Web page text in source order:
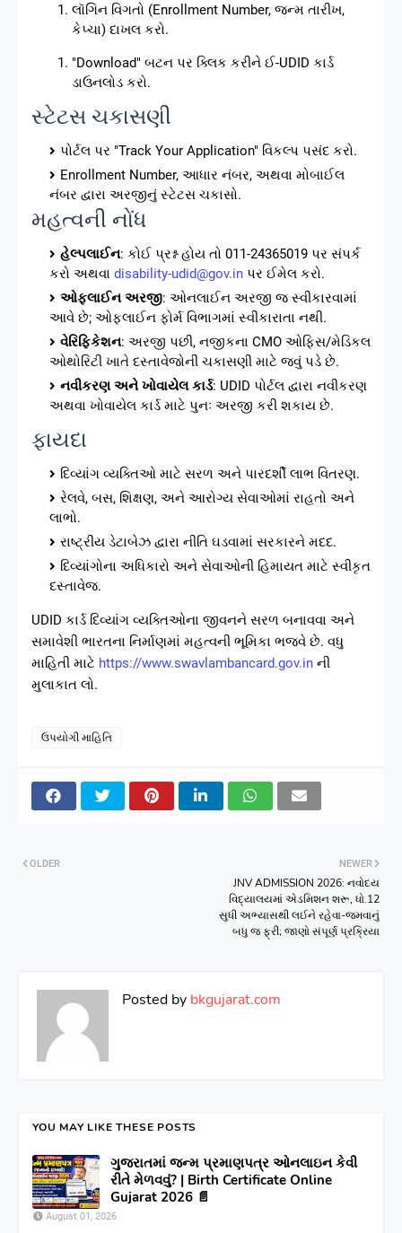
લૉગિન વિગતો (Enrollment Number, જન્મ તારીખ,
કેપ્ચા) દાખલ કરો.
"Download" બટન પર ક્લિક કરીને ઈ-UDID કાર્ડ
ડાઉનલોડ કરો.
સ્ટેટસ ચકાસણી
પોર્ટલ પર "Track Your Application" વિકલ્પ પસંદ કરો.
Enrollment Number, આધાર નંબર, અથવા મોબાઈલ
નંબર દ્વારા અરજીનું સ્ટેટસ ચકાસો.
મહત્વની નોંધ
હેલ્પલાઈન: કોઈ પ્રશ્ન હોય તો 011-24365019 પર સંપર્ક
કરો અથવા disability-udid@gov.in પર ઈમેલ કરો.
ઓફલાઈન અરજી: ઓનલાઈન અરજી જ સ્વીકારવામાં
આવે છે; ઓફલાઈન ફોર્મ વિભાગમાં સ્વીકારાતા નથી.
વેરિફિકેશન: અરજી પછી, નજીકના CMO ઓફિસ/મેડિકલ
ઓથોરિટી ખાતે દસ્તાવેજોની ચકાસણી માટે જવું પડે છે.
નવીકરણ અને ખોવાયેલ કાર્ડ: UDID પોર્ટલ દ્વારા નવીકરણ
અથવા ખોવાયેલ કાર્ડ માટે પુનઃ અરજી કરી શકાય છે.
ફાયદા
દિવ્યાંગ વ્યક્તિઓ માટે સરળ અને પારદર્શી લાભ વિતરણ.
રેલવે, બસ, શિક્ષણ, અને આરોગ્ય સેવાઓમાં રાહતો અને
લાભો.
રાષ્ટ્રીય ડેટાબેઝ દ્વારા નીતિ ઘડવામાં સરકારને મદદ.
દિવ્યાંગોના અધિકારો અને સેવાઓની હિમાયત માટે સ્વીકૃત
દસ્તાવેજ.
UDID કાર્ડ દિવ્યાંગ વ્યક્તિઓના જીવનને સરળ બનાવવા અને
સમાવેશી ભારતના નિર્માણમાં મહત્વની ભૂમિકા ભજવે છે. વધુ
માહિતી માટે https://www.swavlambancard.gov.in ની
મુલાકાત લો.
ઉપયોગી માહિતિ
NEWER
JNV ADMISSION 2026: નવોદય
વિદ્યાલયમાં એડમિશન શરૂ, ધો.12
સુધી અભ્યાસથી લઈને રહેવા-જમવાનું
બધુ જ ફ્રી; જાણો સંપૂર્ણ પ્રક્રિયા
OLDER
Posted by bkgujarat.com
YOU MAY LIKE THESE POSTS
ગુજરાતમાં જન્મ પ્રમાણપત્ર ઓનલાઇન કેવી
રીતે મેળવવું? | Birth Certificate Online
Gujarat 2026 📄
August 01, 2026